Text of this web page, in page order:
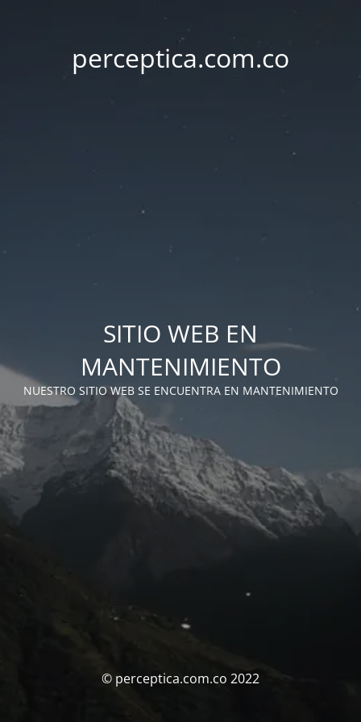
perceptica.com.co
SITIO WEB EN
MANTENIMIENTO
NUESTRO SITIO WEB SE ENCUENTRA EN MANTENIMIENTO
© perceptica.com.co 2022